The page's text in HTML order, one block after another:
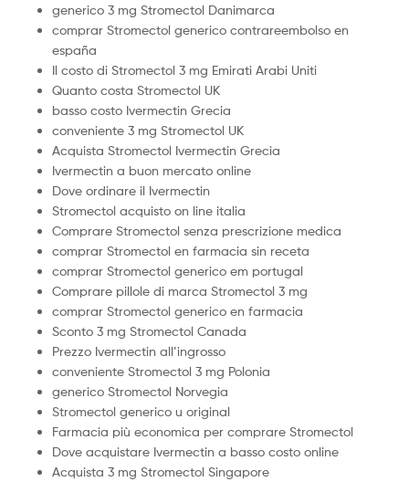
generico 3 mg Stromectol Danimarca
comprar Stromectol generico contrareembolso en
españa
Il costo di Stromectol 3 mg Emirati Arabi Uniti
Quanto costa Stromectol UK
basso costo Ivermectin Grecia
conveniente 3 mg Stromectol UK
Acquista Stromectol Ivermectin Grecia
Ivermectin a buon mercato online
Dove ordinare il Ivermectin
Stromectol acquisto on line italia
Comprare Stromectol senza prescrizione medica
comprar Stromectol en farmacia sin receta
comprar Stromectol generico em portugal
Comprare pillole di marca Stromectol 3 mg
comprar Stromectol generico en farmacia
Sconto 3 mg Stromectol Canada
Prezzo Ivermectin all’ingrosso
conveniente Stromectol 3 mg Polonia
generico Stromectol Norvegia
Stromectol generico u original
Farmacia più economica per comprare Stromectol
Dove acquistare Ivermectin a basso costo online
Acquista 3 mg Stromectol Singapore